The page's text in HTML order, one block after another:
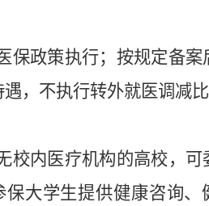
保政策执行；按规定备案
，不执行转外就医调减比
校内医疗机构的高校，可
大学生提供健康咨询、